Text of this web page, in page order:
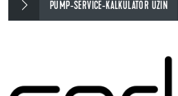
PUMP-SERVICE-KALKULATOR UZIN